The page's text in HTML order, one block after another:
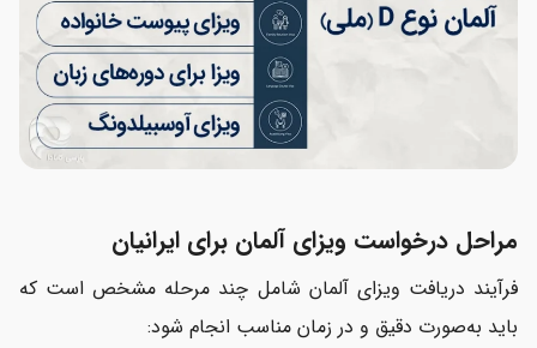
مراحل درخواست ویزای آلمان برای ایرانیان
فرآیند دریافت ویزای آلمان شامل چند مرحله مشخص است که
باید به‌صورت دقیق و در زمان مناسب انجام شود: